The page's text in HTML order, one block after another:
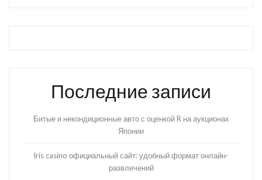
Последние записи
Битые и некондиционные авто с оценкой R на аукционах
Японии
Iris casino официальный сайт: удобный формат онлайн-
развлечений